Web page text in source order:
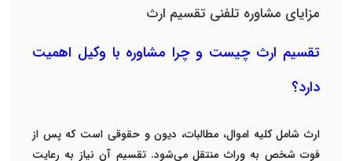
مزایای مشاوره تلفنی تقسیم ارث
تقسیم ارث چیست و چرا مشاوره با وکیل اهمیت
دارد؟
ارث شامل کلیه اموال، مطالبات، دیون و حقوقی است که پس از
فوت شخص به وراث منتقل می‌شود. تقسیم آن نیاز به رعایت